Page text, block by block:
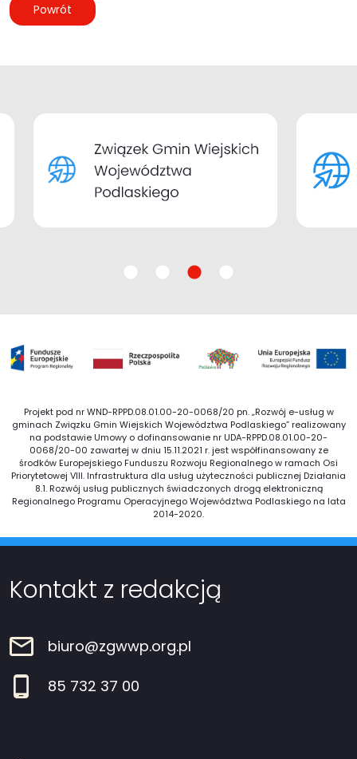
Powrót
Projekt pod nr WND-RPPD.08.01.00-20-0068/20 pn. „Rozwój e-usług w
gminach Związku Gmin Wiejskich Województwa Podlaskiego” realizowany
na podstawie Umowy o dofinansowanie nr UDA-RPPD.08.01.00-20-
0068/20-00 zawartej w dniu 15.11.2021 r. jest współfinansowany ze
środków Europejskiego Funduszu Rozwoju Regionalnego w ramach Osi
Priorytetowej VIII. Infrastruktura dla usług użyteczności publicznej Działania
8.1. Rozwój usług publicznych świadczonych drogą elektroniczną
Regionalnego Programu Operacyjnego Województwa Podlaskiego na lata
2014-2020.
Kontakt z redakcją
biuro@zgwwp.org.pl
85 732 37 00